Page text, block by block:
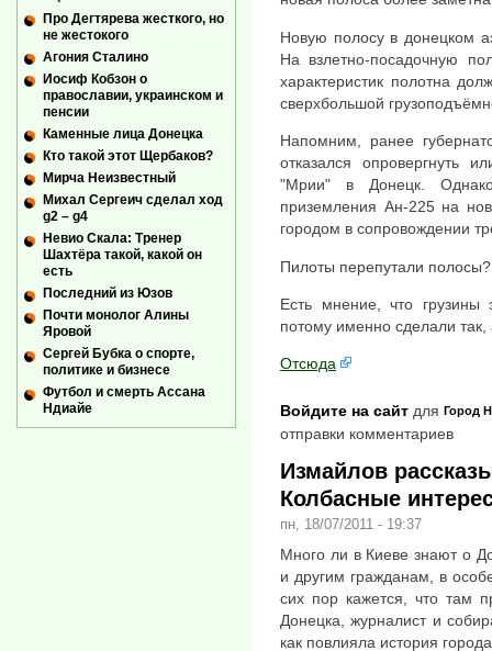
Новую полосу в донецком
На взлетно-посадочную
характеристик полотна
сверхбольшой
Напомним, ранее
отказался опровергнуть
"Мрии" в Донецк.
приземления Ан-225 на
городом в сопровождении
Пилоты перепутали
Есть мнение, что
потому именно сделали так,
Отсюда
Город
Войдите на сайт для
отправки комментариев
Измайлов
Колбасные
пн, 18/07/2011 - 19:37
Много ли в Киеве знают о
и другим гражданам, в
сих пор кажется, что там
Донецка, журналист и
как повлияла история
Про Дегтярева жесткого, но
не жестокого
Агония Сталино
Иосиф Кобзон о
православии, украинском и
пенсии
Каменные лица Донецка
Кто такой этот Щербаков?
Мирча Неизвестный
Михал Сергеич сделал ход
g2 – g4
Невио Скала: Тренер
Шахтёра такой, какой он
есть
Последний из Юзов
Почти монолог Алины
Яровой
Сергей Бубка о спорте,
политике и бизнесе
Футбол и смерть Ассана
Ндиайе